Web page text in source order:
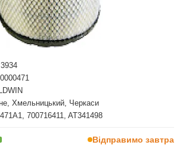
Хмельницький, Черкаси
700716411, AT341498
Відправимо завтра